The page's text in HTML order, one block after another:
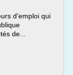
d'emploi qui
de...